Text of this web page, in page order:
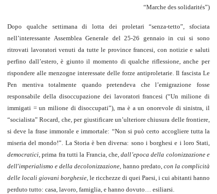
“Marche des solidarités”)
Dopo qualche settimana di lotta dei proletari “senza-tetto”, sfociata
nell’interessante Assemblea Generale del 25-26 gennaio in cui si sono
ritrovati lavoratori venuti da tutte le province francesi, con notizie e saluti
perfino dall’estero, è giunto il momento di qualche riflessione, anche per
rispondere alle menzogne interessate delle forze antiproletarie. Il fascista Le
Pen mentiva totalmente quando pretendeva che l’emigrazione fosse
responsabile della disoccupazione dei lavoratori francesi (“Un milione di
immigati = un milione di disoccupati”), ma è a un onorevole di sinistra, il
“socialista” Rocard, che, per giustificare un’ulteriore chiusura delle frontiere,
si deve la frase immorale e immortale: “Non si può certo accogliere tutta la
miseria del mondo!”. La Storia è ben diversa: sono i borghesi e i loro Stati,
democratici, prima fra tutti la Francia, che,dall’epoca della colonizzazione e
dell'imperialismo e della decolonizzazione, hanno predato, con la complicità
delle locali giovani borghesie, le ricchezze di quei Paesi, i cui abitanti hanno
perduto tutto: casa, lavoro, famiglia, e hanno dovuto… esiliarsi.